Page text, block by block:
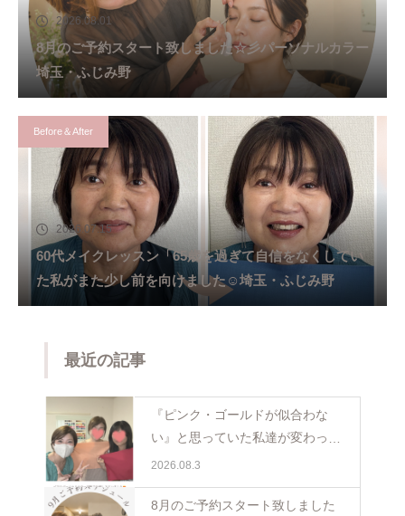
2026.08.01
8月のご予約スタート致しました☆彡パーソナルカラー
埼玉・ふじみ野
Before＆After
2026.07.15
60代メイクレッスン「65歳を過ぎて自信をなくしてい
た私がまた少し前を向けました☺️埼玉・ふじみ野
最近の記事
『ピンク・ゴールドが似合わな
い』と思っていた私達が変わった
日。親子で体験パーソナルカラー
2026.08.3
8月のご予約スタート致しました